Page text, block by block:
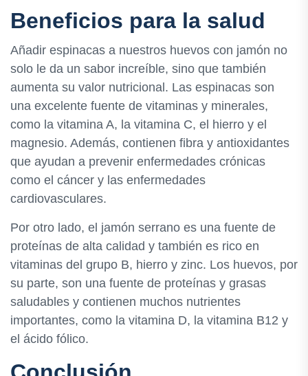
Beneficios para la salud
Añadir espinacas a nuestros huevos con jamón no
solo le da un sabor increíble, sino que también
aumenta su valor nutricional. Las espinacas son
una excelente fuente de vitaminas y minerales,
como la vitamina A, la vitamina C, el hierro y el
magnesio. Además, contienen fibra y antioxidantes
que ayudan a prevenir enfermedades crónicas
como el cáncer y las enfermedades
cardiovasculares.
Por otro lado, el jamón serrano es una fuente de
proteínas de alta calidad y también es rico en
vitaminas del grupo B, hierro y zinc. Los huevos, por
su parte, son una fuente de proteínas y grasas
saludables y contienen muchos nutrientes
importantes, como la vitamina D, la vitamina B12 y
el ácido fólico.